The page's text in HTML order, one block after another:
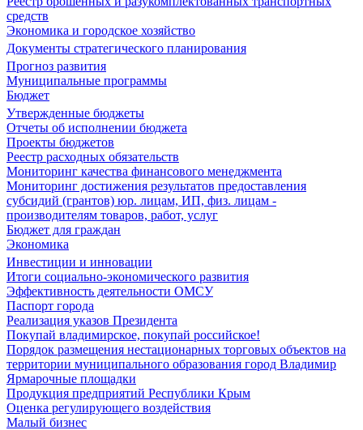
средств
Экономика и городское хозяйство
Документы стратегического планирования
Прогноз развития
Муниципальные программы
Бюджет
Утвержденные бюджеты
Отчеты об исполнении бюджета
Проекты бюджетов
Реестр расходных обязательств
Мониторинг качества финансового менеджмента
Мониторинг достижения результатов предоставления
субсидий (грантов) юр. лицам, ИП, физ. лицам -
производителям товаров, работ, услуг
Бюджет для граждан
Экономика
Инвестиции и инновации
Итоги социально-экономического развития
Эффективность деятельности ОМСУ
Паспорт города
Реализация указов Президента
Покупай владимирское, покупай российское!
Порядок размещения нестационарных торговых объектов на
территории муниципального образования город Владимир
Ярмарочные площадки
Продукция предприятий Республики Крым
Оценка регулирующего воздействия
Малый бизнес